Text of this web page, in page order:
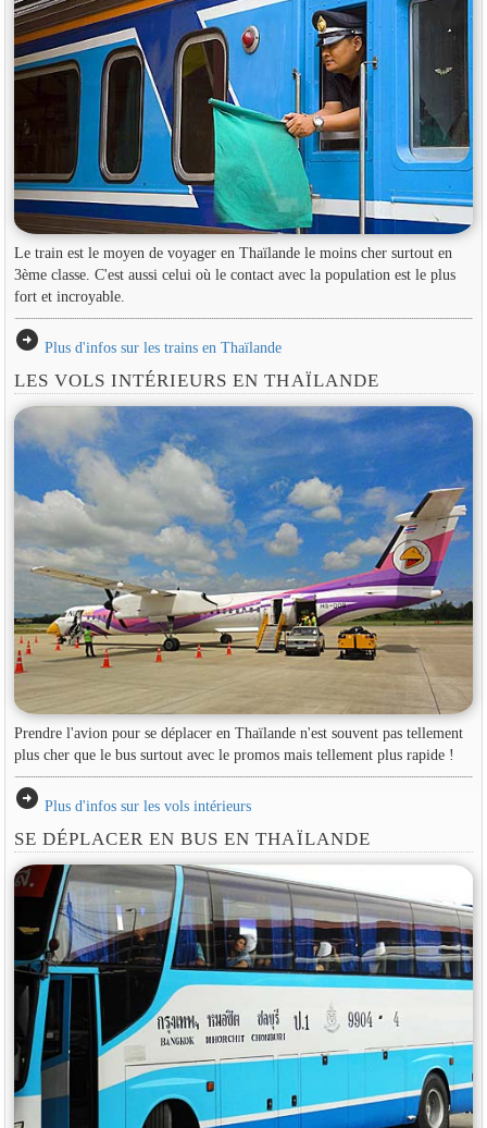
Le train est le moyen de voyager en Thaïlande le moins cher surtout en
3ème classe. C'est aussi celui où le contact avec la population est le plus
fort et incroyable.
arrow_circle_right Plus d'infos sur les trains en Thaïlande
LES VOLS INTÉRIEURS EN THAÏLANDE
Prendre l'avion pour se déplacer en Thaïlande n'est souvent pas tellement
plus cher que le bus surtout avec le promos mais tellement plus rapide !
arrow_circle_right Plus d'infos sur les vols intérieurs
SE DÉPLACER EN BUS EN THAÏLANDE